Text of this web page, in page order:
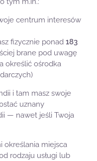
centrum interesów
fizycznie ponad 183
brane pod uwagę
określić ośrodka
i tam masz swoje
uznany
— nawet jeśli Twoja
określania miejsca
rodzaju usługi lub